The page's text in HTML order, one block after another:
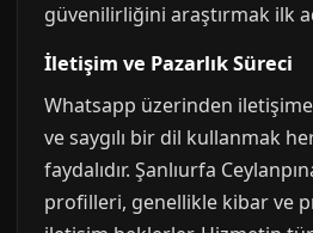
güvenilirliğini araştırmak ilk
İletişim ve Pazarlık Süreci
Whatsapp üzerinden
ve saygılı bir dil kullanmak
faydalıdır. Şanlıurfa
profilleri, genellikle kibar ve